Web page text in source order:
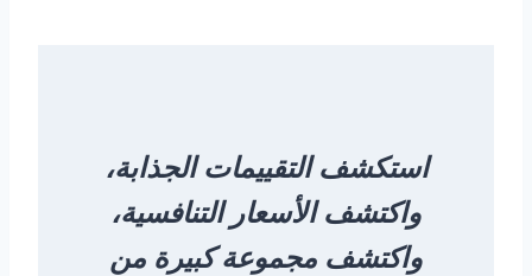
استكشف التقييمات الجذابة،
واكتشف الأسعار التنافسية،
واكتشف مجموعة كبيرة من